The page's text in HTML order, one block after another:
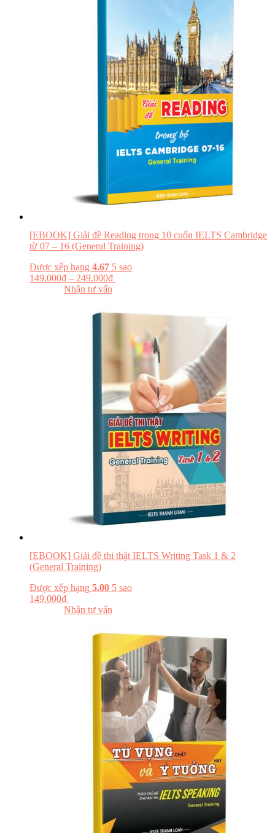
[EBOOK] Giải đề Reading trong 10 cuốn IELTS Cambridge
từ 07 – 16 (General Training)
Được xếp hạng 4.67 5 sao
149.000₫ – 249.000₫
Nhận tư vấn
[EBOOK] Giải đề thi thật IELTS Writing Task 1 & 2
(General Training)
Được xếp hạng 5.00 5 sao
149.000₫
Nhận tư vấn